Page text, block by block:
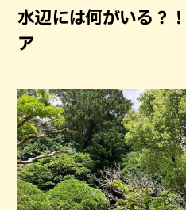
水辺には何がいる？
ア